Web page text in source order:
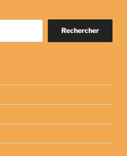
Rechercher